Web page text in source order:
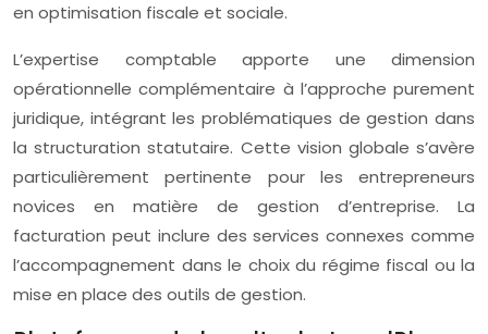
en optimisation fiscale et sociale.
L’expertise comptable apporte une dimension
opérationnelle complémentaire à l’approche purement
juridique, intégrant les problématiques de gestion dans
la structuration statutaire. Cette vision globale s’avère
particulièrement pertinente pour les entrepreneurs
novices en matière de gestion d’entreprise. La
facturation peut inclure des services connexes comme
l’accompagnement dans le choix du régime fiscal ou la
mise en place des outils de gestion.